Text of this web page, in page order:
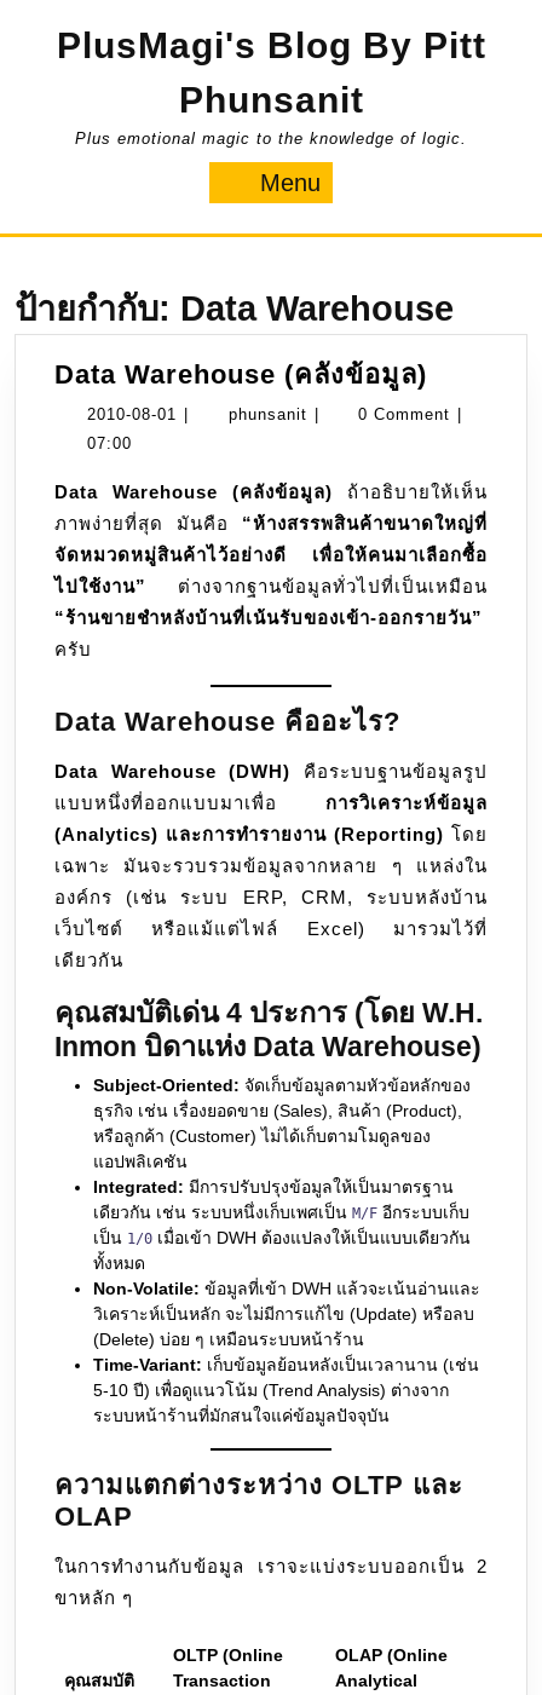
PlusMagi's Blog By Pitt
Phunsanit
Plus emotional magic to the knowledge of logic.
Menu
ป้ายกำกับ: Data Warehouse
Data Warehouse (คลังข้อมูล)
2010-08-01 2010- phunsanit phunsanit0 Comment
07:00
Data Warehouse (คลังข้อมูล) ถ้าอธิบายให้เห็น
ภาพง่ายที่สุด มันคือ “ห้างสรรพสินค้าขนาดใหญ่ที่
จัดหมวดหมู่สินค้าไว้อย่างดี เพื่อให้คนมาเลือกซื้อ
ไปใช้งาน”
ต่างจากฐานข้อมูลทั่วไปที่เป็นเหมือน
“ร้านขายชำหลังบ้านที่เน้นรับของเข้า-ออกรายวัน”
ครับ
Data Warehouse คืออะไร?
Data Warehouse (DWH) คือระบบฐานข้อมูลรูป
แบบหนึ่งที่ออกแบบมาเพื่อ การวิเคราะห์ข้อมูล
(Analytics) และการทำรายงาน (Reporting) โดย
เฉพาะ มันจะรวบรวมข้อมูลจากหลาย ๆ แหล่งใน
องค์กร (เช่น ระบบ ERP, CRM, ระบบหลังบ้าน
เว็บไซต์ หรือแม้แต่ไฟล์ Excel) มารวมไว้ที่
เดียวกัน
คุณสมบัติเด่น 4 ประการ (โดย W.H.
Inmon บิดาแห่ง Data Warehouse)
Subject-Oriented: จัดเก็บข้อมูลตามหัวข้อหลักของ
ธุรกิจ เช่น เรื่องยอดขาย (Sales), สินค้า (Product),
หรือลูกค้า (Customer) ไม่ได้เก็บตามโมดูลของ
แอปพลิเคชัน
Integrated: มีการปรับปรุงข้อมูลให้เป็นมาตรฐาน
เดียวกัน เช่น ระบบหนึ่งเก็บเพศเป็น M/F อีกระบบเก็บ
เป็น 1/0 เมื่อเข้า DWH ต้องแปลงให้เป็นแบบเดียวกัน
ทั้งหมด
Non-Volatile: ข้อมูลที่เข้า DWH แล้วจะเน้นอ่านและ
วิเคราะห์เป็นหลัก จะไม่มีการแก้ไข (Update) หรือลบ
(Delete) บ่อย ๆ เหมือนระบบหน้าร้าน
Time-Variant: เก็บข้อมูลย้อนหลังเป็นเวลานาน (เช่น
5-10 ปี) เพื่อดูแนวโน้ม (Trend Analysis) ต่างจาก
ระบบหน้าร้านที่มักสนใจแค่ข้อมูลปัจจุบัน
ความแตกต่างระหว่าง OLTP และ
OLAP
ในการทำงานกับข้อมูล เราจะแบ่งระบบออกเป็น 2
ขาหลัก ๆ
คุณสมบัติ
OLTP (Online
Transaction
OLAP (Online
Analytical